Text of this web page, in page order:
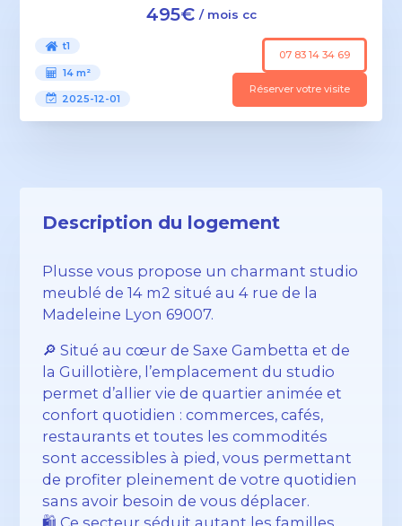
495€ / mois cc
t1
14 m²
2025-12-01
07 83 14 34 69
Réserver votre visite
Description du logement
Plusse vous propose un charmant studio
meublé de 14 m2 situé au 4 rue de la
Madeleine Lyon 69007.
🔎 Situé au cœur de Saxe Gambetta et de
la Guillotière, l’emplacement du studio
permet d’allier vie de quartier animée et
confort quotidien : commerces, cafés,
restaurants et toutes les commodités
sont accessibles à pied, vous permettant
de profiter pleinement de votre quotidien
sans avoir besoin de vous déplacer.